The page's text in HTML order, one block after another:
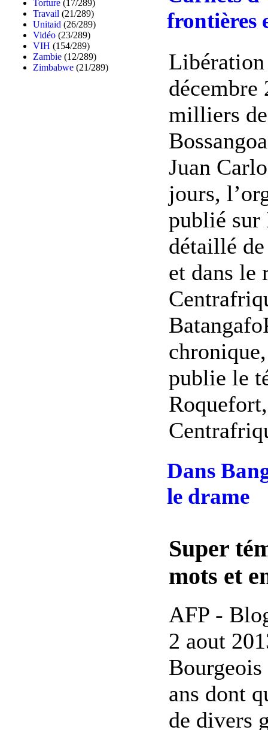
Torture (17/289)
Travail (21/289)
Unitaid (26/289)
Vidéo (23/289)
VIH (154/289)
Zambie (12/289)
Zimbabwe (21/289)
frontières
décembre
milliers
Juan
jours,
publié
détaillé
et dans le
publie le
Dans
le drame
Super
mots et
AFP -
2 aout
ans dont
de divers